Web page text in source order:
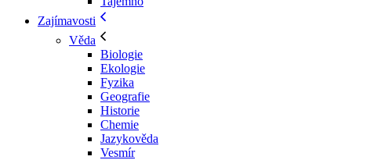
Zajímavosti
Věda
Biologie
Ekologie
Fyzika
Geografie
Historie
Chemie
Jazykověda
Vesmír